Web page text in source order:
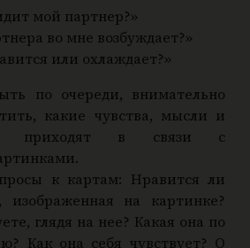
мой партнер?»
во мне возбуждает?»
или охлаждает?»
по очереди, внимательно
какие чувства, мысли и
приходят в связи с
к картам: Нравится ли
на картинке?
глядя на нее? Какая она по
Как она себя чувствует? О